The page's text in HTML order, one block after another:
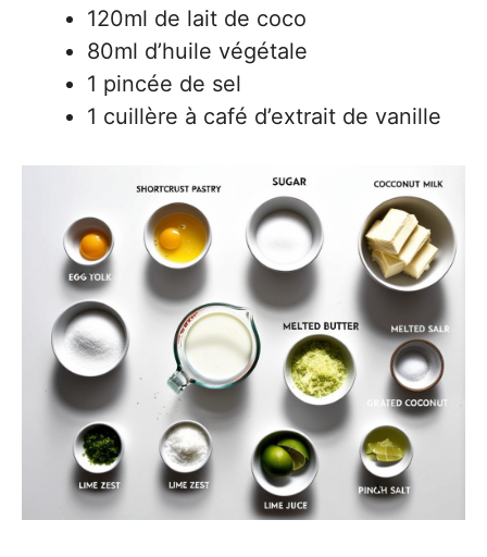
120ml de lait de coco
80ml d’huile végétale
1 pincée de sel
1 cuillère à café d’extrait de vanille